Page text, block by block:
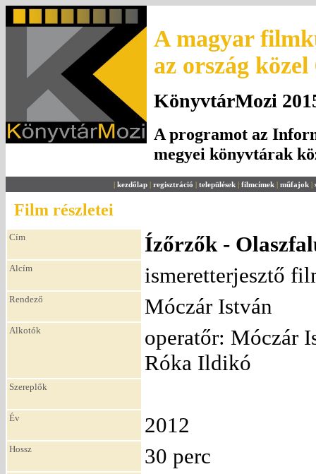
A magyar
az ország
KönyvtárMozi
A programot az
megyei könyvtárak
| kezdőlap | regisztráció | települések | filmcímek | műfajok |
Film részletei
Cím Ízőrzők -
Alcím ismeretterjesztő
Rendező Móczár István
Alkotók
operatőr: Móczár
Róka Ildikó
Szereplők
Év 2012
Hossz 30 perc